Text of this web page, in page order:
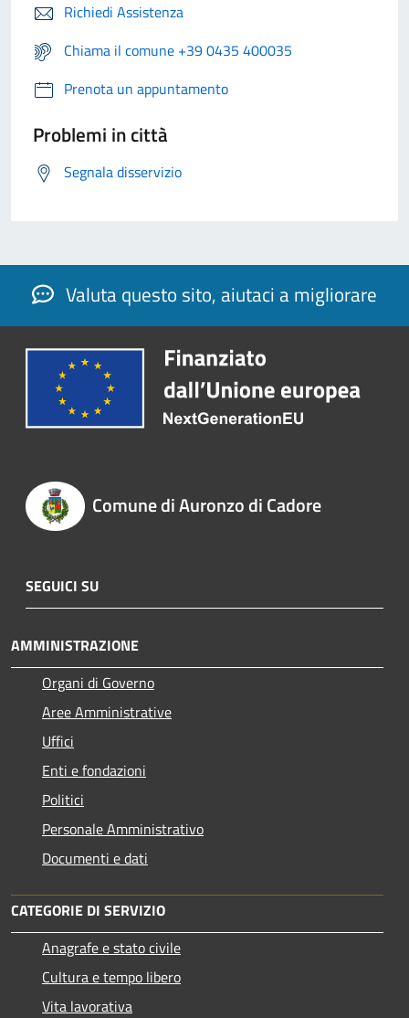
Richiedi Assistenza
Chiama il comune +39 0435 400035
Prenota un appuntamento
Problemi in città
Segnala disservizio
Valuta questo sito, aiutaci a migliorare
Comune di Auronzo di Cadore
SEGUICI SU
AMMINISTRAZIONE
Organi di Governo
Aree Amministrative
Uffici
Enti e fondazioni
Politici
Personale Amministrativo
Documenti e dati
CATEGORIE DI SERVIZIO
Anagrafe e stato civile
Cultura e tempo libero
Vita lavorativa